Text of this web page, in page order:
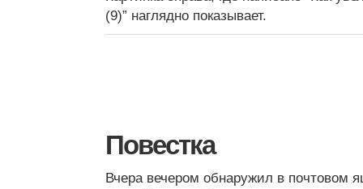
(9)” наглядно показывает.
Повестка
Вчера вечером обнаружил в почтовом